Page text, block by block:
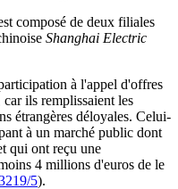
composé de deux filiales
Shanghai Electric
à l'appel d'offres
ils remplissaient les
étrangères déloyales. Celui-
à un marché public dont
qui ont reçu une
4 millions d'euros de le
5).